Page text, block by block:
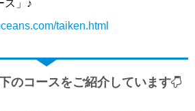
ス」♪
taiken.html
のコースをご紹介しています